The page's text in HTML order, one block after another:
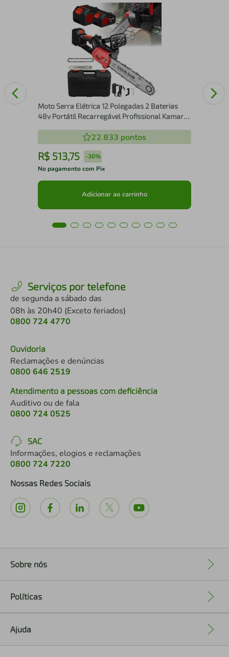
Moto Serra Elétrica 12 Polegadas 2 Baterias
48v Portátil Recarregável Profissional Kamare
22.833 pontos
R$ 513,75 -36%
No pagamento com Pix
Adicionar ao carrinho
Serviços por telefone
de segunda a sábado das
08h às 20h40 (Exceto feriados)
0800 724 4770
Ouvidoria
Reclamações e denúncias
0800 646 2519
Atendimento a pessoas com deficiência
Auditivo ou de fala
0800 724 0525
SAC
Informações, elogios e reclamações
0800 724 7220
Nossas Redes Sociais
Sobre nós
Políticas
Ajuda